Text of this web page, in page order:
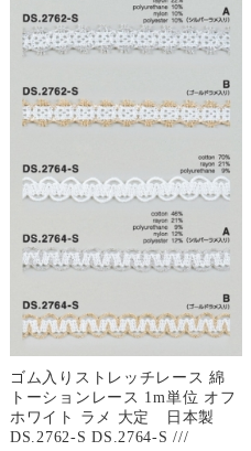
ゴム入りストレッチレース 綿
トーションレース 1m単位 オフ
ホワイト ラメ 大定 日本製
DS.2762-S DS.2764-S ///